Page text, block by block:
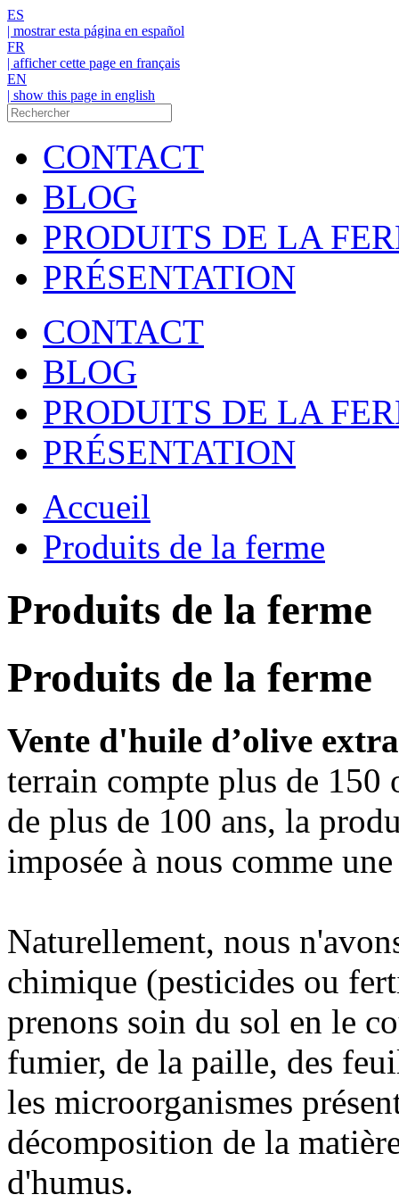
ES
| mostrar esta página en español
FR
| afficher cette page en français
EN
| show this page in english
CONTACT
BLOG
PRODUITS DE LA
PRÉSENTATION
CONTACT
BLOG
PRODUITS DE LA
PRÉSENTATION
Accueil
Produits de la ferme
Produits de la ferme
Produits de la ferme
Vente d'huile d’olive
terrain compte plus de 150
de plus de 100 ans, la
imposée à nous comme
Naturellement, nous
chimique (pesticides ou
prenons soin du sol en le
fumier, de la paille, des
les microorganismes
décomposition de la
d'humus.